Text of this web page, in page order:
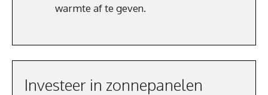
warmte af te geven.
Investeer in zonnepanelen